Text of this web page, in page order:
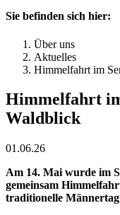
Sie befinden sich hier:
Über uns
Aktuelles
Himmelfahrt im
Himmelfahrt
Waldblick
01.06.26
Am 14. Mai wurde im
gemeinsam
traditionelle